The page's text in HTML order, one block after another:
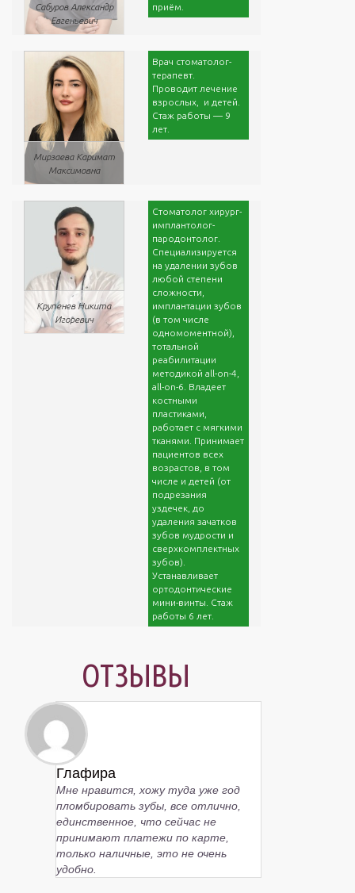
Сабуров Александр
Евгеньевич
приём.
Мирзаева Каримат
Максимовна
Врач стоматолог-
терапевт.
Проводит лечение
взрослых, и детей.
Стаж работы — 9
лет.
Крупенев Никита
Игоревич
Стоматолог хирург-
имплантолог-
пародонтолог.
Специализируется
на удалении зубов
любой степени
сложности,
имплантации зубов
(в том числе
одномоментной),
тотальной
реабилитации
методикой all-on-4,
all-on-6. Владеет
костными
пластиками,
работает с мягкими
тканями. Принимает
пациентов всех
возрастов, в том
числе и детей (от
подрезания
уздечек, до
удаления зачатков
зубов мудрости и
сверхкомплектных
зубов).
Устанавливает
ортодонтические
мини-винты. Стаж
работы 6 лет.
ОТЗЫВЫ
Глафира
Мне нравится, хожу туда уже год
пломбировать зубы, все отлично,
единственное, что сейчас не
принимают платежи по карте,
только наличные, это не очень
удобно.